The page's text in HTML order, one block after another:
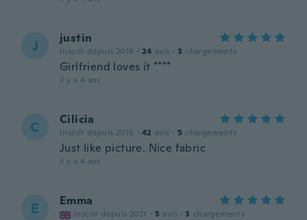
J justin
Inscrit depuis 2019 · 24 avis · 3 chargements
Girlfriend loves it ****
il y a 4 ans
C Cilicia
Inscrit depuis 2015 · 42 avis · 5 chargements
Just like picture. Nice fabric
il y a 4 ans
E Emma
Inscrit depuis 2021 · 5 avis · 3 chargements